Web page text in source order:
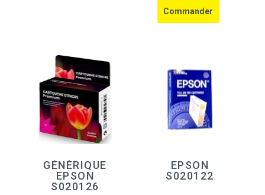
GÉNÉRIQUE
EPSON
S020126
EPSON
S020122